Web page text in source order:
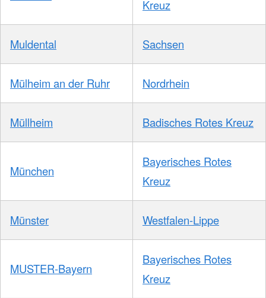
Kreuz
Muldental Sachsen
Mülheim an der Ruhr Nordrhein
Müllheim Badisches Rotes Kreuz
München
Bayerisches Rotes
Kreuz
Münster Westfalen-Lippe
MUSTER-Bayern
Bayerisches Rotes
Kreuz